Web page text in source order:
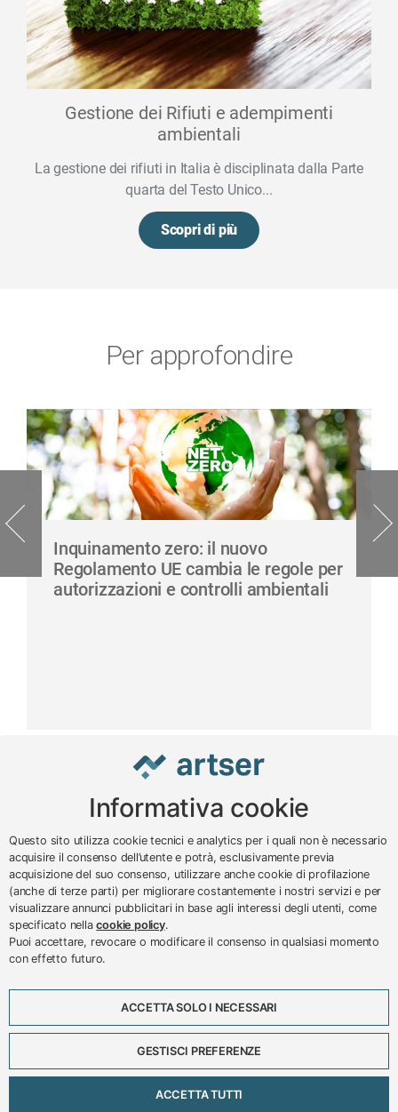
Gestione dei Rifiuti e adempimenti
ambientali
La gestione dei rifiuti in Italia è disciplinata dalla Parte
quarta del Testo Unico...
Scopri di più
Per approfondire
Inquinamento zero: il nuovo
Regolamento UE cambia le regole per
autorizzazioni e controlli ambientali
© 2024 – 2026 - ARTSER SRL
ARTSER SRL - Viale Milano, 5 - Varese -
P.IVA 01878290129
Tel. 0332 256111 - Fax 0332 256200 -
VA-213777
Lavora con noi
Scadenzario
Eventi
Approfondimenti
Privacy e cookies policy
Informativa cookie
Questo sito utilizza cookie tecnici e analytics per i quali non è necessario
acquisire il consenso dell’utente e potrà, esclusivamente previa
acquisizione del suo consenso, utilizzare anche cookie di profilazione
(anche di terze parti) per migliorare costantemente i nostri servizi e per
visualizzare annunci pubblicitari in base agli interessi degli utenti, come
specificato nellacookie policy.
Puoi accettare, revocare o modificare il consenso in qualsiasi momento
con effetto futuro.
ACCETTA SOLO I NECESSARI
GESTISCI PREFERENZE
ACCETTA TUTTI